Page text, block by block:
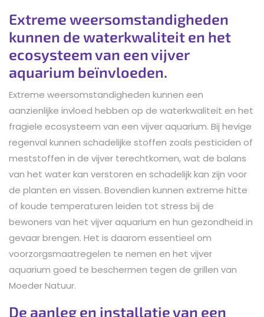
Extreme weersomstandigheden
kunnen de waterkwaliteit en het
ecosysteem van een vijver
aquarium beïnvloeden.
Extreme weersomstandigheden kunnen een
aanzienlijke invloed hebben op de waterkwaliteit en het
fragiele ecosysteem van een vijver aquarium. Bij hevige
regenval kunnen schadelijke stoffen zoals pesticiden of
meststoffen in de vijver terechtkomen, wat de balans
van het water kan verstoren en schadelijk kan zijn voor
de planten en vissen. Bovendien kunnen extreme hitte
of koude temperaturen leiden tot stress bij de
bewoners van het vijver aquarium en hun gezondheid in
gevaar brengen. Het is daarom essentieel om
voorzorgsmaatregelen te nemen en het vijver
aquarium goed te beschermen tegen de grillen van
Moeder Natuur.
De aanleg en installatie van een